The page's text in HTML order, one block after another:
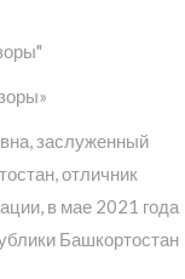
заслуженный
отличник
в мае 2021 года
Башкортостан